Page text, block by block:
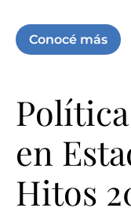
Conocé más
en
Hitos